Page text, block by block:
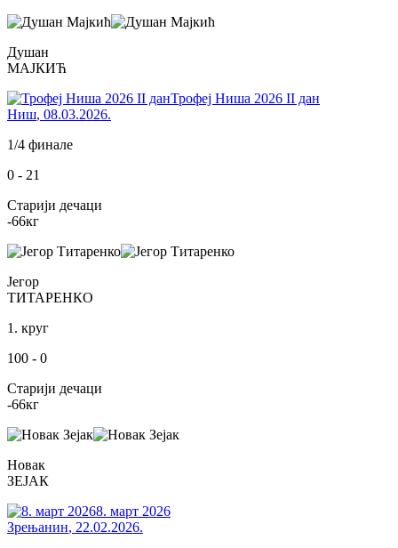
Душан
МАЈКИЋ
Трофеј Ниша 2026 II дан
Ниш, 08.03.2026.
1/4 финале
0 - 21
Старији дечаци
-66кг
Јегор
ТИТАРЕНКО
1. круг
100 - 0
Старији дечаци
-66кг
Новак
ЗЕЈАК
8. март 2026
Зрењанин, 22.02.2026.